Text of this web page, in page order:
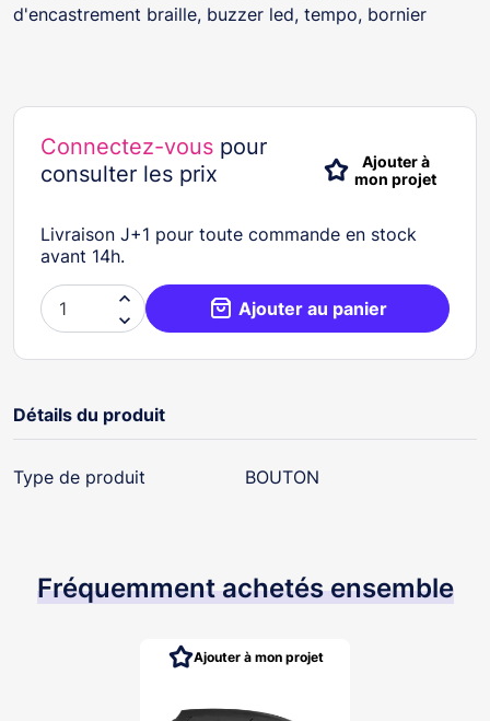
d'encastrement braille, buzzer led, tempo, bornier
Connectez-vous pour
consulter les prix
Ajouter à
mon projet
Livraison J+1 pour toute commande en stock
avant 14h.

 Ajouter au panier
Détails du produit
Type de produit BOUTON
Fréquemment achetés ensemble
Ajouter à mon projet